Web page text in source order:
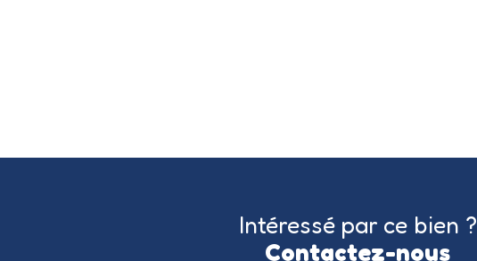
Intéressé par ce bien ?
Contactez-nous